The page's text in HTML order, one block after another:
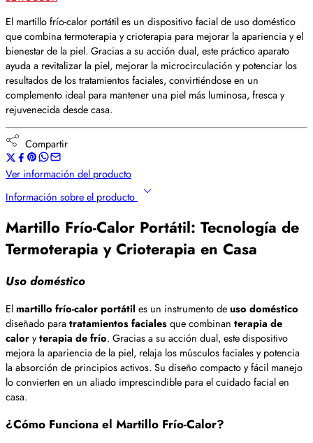
El martillo frío-calor portátil es un dispositivo facial de uso doméstico
que combina termoterapia y crioterapia para mejorar la apariencia y el
bienestar de la piel. Gracias a su acción dual, este práctico aparato
ayuda a revitalizar la piel, mejorar la microcirculación y potenciar los
resultados de los tratamientos faciales, convirtiéndose en un
complemento ideal para mantener una piel más luminosa, fresca y
rejuvenecida desde casa.
Compartir
Ver información del producto
Información sobre el producto
Martillo Frío-Calor Portátil: Tecnología de
Termoterapia y Crioterapia en Casa
Uso doméstico
Elmartillo frío-calor portátil es un instrumento deuso doméstico
diseñado paratratamientos facialesque combinan terapia de
caloryterapia de frío. Gracias a su acción dual, este dispositivo
mejora la apariencia de la piel, relaja los músculos faciales y potencia
la absorción de principios activos. Su diseño compacto y fácil manejo
lo convierten en un aliado imprescindible para el cuidado facial en
casa.
¿Cómo Funciona el Martillo Frío-Calor?